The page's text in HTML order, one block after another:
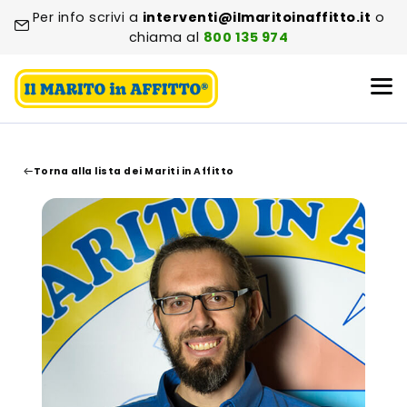
Per info scrivi a interventi@ilmaritoinaffitto.it o
chiama al 800 135 974
Torna alla lista dei Mariti in Affitto